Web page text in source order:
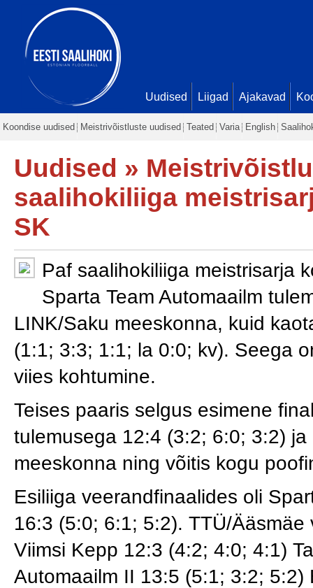
Uudised Liigad Ajakavad
Koondise uudised Meistrivõistluste uudised Teated Varia English
Uudised »
saalihokiliiga
SK
Paf saalihokiliiga meistrisarja
Sparta Team Automaailm
LINK/Saku meeskonna, kuid
(1:1; 3:3; 1:1; la 0:0; kv). Seega
viies kohtumine.
Teises paaris selgus esimene
tulemusega 12:4 (3:2; 6:0; 3:2)
meeskonna ning võitis kogu
Esiliiga veerandfinaalides oli
16:3 (5:0; 6:1; 5:2). TTÜ/
Viimsi Kepp 12:3 (4:2; 4:0; 4:1)
Automaailm II 13:5 (5:1; 3:2;